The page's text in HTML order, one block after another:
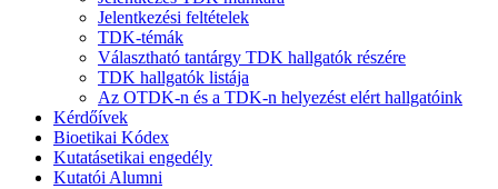
Jelentkezési feltételek
TDK-témák
Választható tantárgy TDK hallgatók részére
TDK hallgatók listája
Az OTDK-n és a TDK-n helyezést elért hallgatóink
Kérdőívek
Bioetikai Kódex
Kutatásetikai engedély
Kutatói Alumni